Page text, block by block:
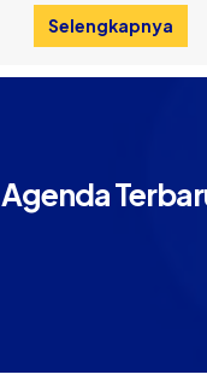
Selengkapnya
Agenda